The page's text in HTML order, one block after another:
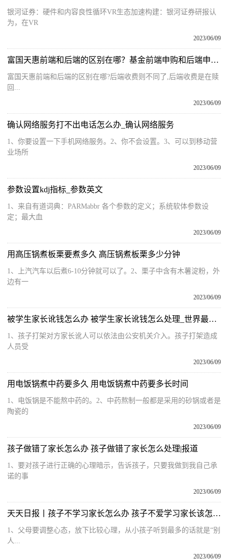
银河证券：硬件和内容良性循环VR生态加速构建：银河证券研报认
为，在VR
2023/06/09
富国天惠前端和后端的区别在哪？基金前端申购和后端申购有什么区别？
富国天惠前端和后端的区别在哪?后端收费则不同了,后端收费是在赎
回...
2023/06/09
确认网络服务打不出电话怎么办_确认网络服务
1、你要设置一下手机网络服务。2、你不会设置。3、可以到移动营
业场所
2023/06/09
参数设置kdj指标_参数英文
1、来自有道词典：PARMabbr 各个参数的定义；系统软体参数设
定；最大血
2023/06/09
用高压锅煮板栗要煮多久 高压锅煮板栗多少分钟
1、上汽汽车以后煮6-10分钟就可以了。2、栗子中含有木薯淀粉，外
边有一
2023/06/09
被学生家长讹钱怎么办 被学生家长讹钱怎么处理_世界最资讯
1、孩子打架对方家长讹人可以依法由公安机关介入。孩子打架造成
人员受
2023/06/09
用电饭锅煮中药要多久 用电饭锅煮中药要多长时间
1、电饭锅是不能熬中药的。2、中药熬制一般都是采用的砂锅或者是
陶瓷的
2023/06/09
孩子做错了家长怎么办 孩子做错了家长怎么处理|报道
1、要对孩子进行正确的心理暗示，告诉孩子，只要我做到我自己承
诺的事
2023/06/09
天天日报丨孩子不学习家长怎么办 孩子不爱学习家长该怎么做
1、父母要调整心态，放下比较心理，从小孩子听到最多的话就是“别
人...
2023/06/09